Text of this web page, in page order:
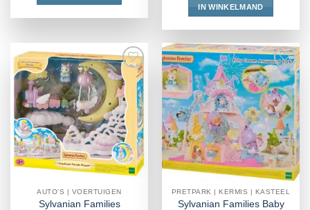
IN WINKELMAND
AUTO'S | VOERTUIGEN
Sylvanian Families
PRETPARK | KERMIS | KASTEEL
Sylvanian Families Baby